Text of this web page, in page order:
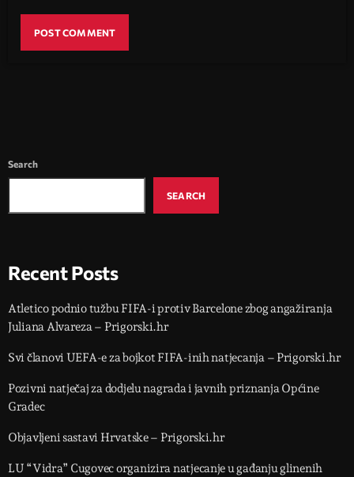
Search
SEARCH
Recent Posts
Atletico podnio tužbu FIFA-i protiv Barcelone zbog angažiranja
Juliana Alvareza – Prigorski.hr
Svi članovi UEFA-e za bojkot FIFA-inih natjecanja – Prigorski.hr
Pozivni natječaj za dodjelu nagrada i javnih priznanja Općine
Gradec
Objavljeni sastavi Hrvatske – Prigorski.hr
LU “Vidra” Cugovec organizira natjecanje u gađanju glinenih